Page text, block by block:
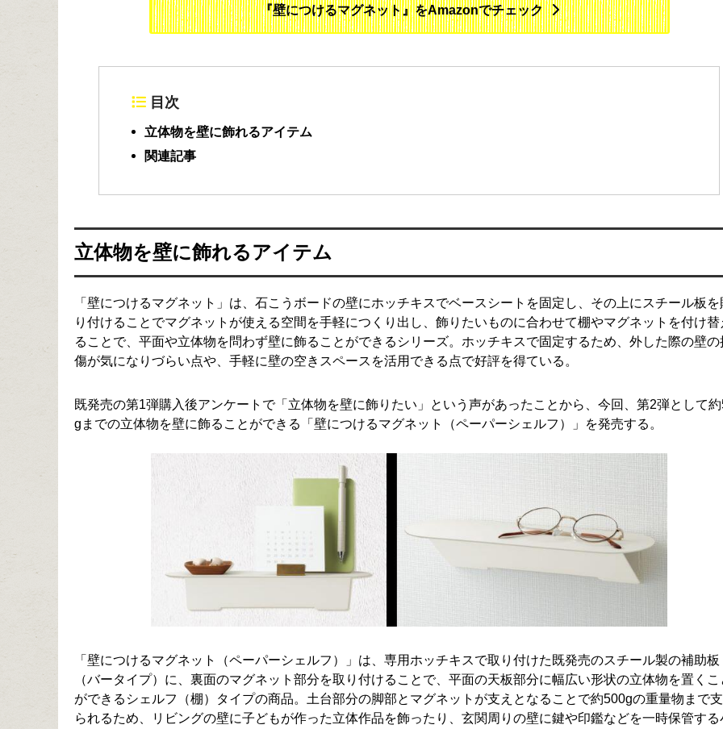
『壁につけるマグネット』をAmazonでチェック
目次
立体物を壁に飾れるアイテム
関連記事
立体物を壁に飾れるアイテム
「壁につけるマグネット」は、石こうボードの壁にホッチキスでベースシートを固定し、その上にスチール板を
り付けることでマグネットが使える空間を手軽につくり出し、飾りたいものに合わせて棚やマグネットを付け替
ることで、平面や立体物を問わず壁に飾ることができるシリーズ。ホッチキスで固定するため、外した際の壁の
傷が気になりづらい点や、手軽に壁の空きスペースを活用できる点で好評を得ている。
既発売の第1弾購入後アンケートで「立体物を壁に飾りたい」という声があったことから、今回、第2弾として
gまでの立体物を壁に飾ることができる「壁につけるマグネット（ペーパーシェルフ）」を発売する。
「壁につけるマグネット（ペーパーシェルフ）」は、専用ホッチキスで取り付けた既発売のスチール製の補助板
（バータイプ）に、裏面のマグネット部分を取り付けることで、平面の天板部分に幅広い形状の立体物を置くこ
ができるシェルフ（棚）タイプの商品。土台部分の脚部とマグネットが支えとなることで約500gの重量物まで
られるため、リビングの壁に子どもが作った立体作品を飾ったり、玄関周りの壁に鍵や印鑑などを一時保管する